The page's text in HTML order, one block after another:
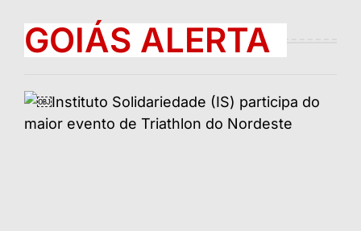
GOIÁS ALERTA